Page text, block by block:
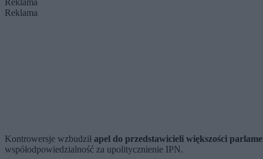
Reklama
Reklama
Kontrowersje wzbudził apel do przedstawicieli większości
współodpowiedzialność za upolitycznienie IPN.